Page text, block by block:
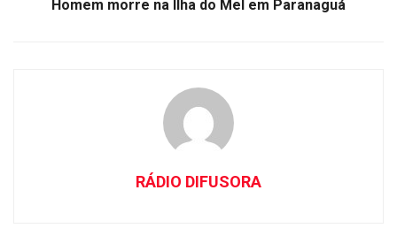
Homem morre na Ilha do Mel em Paranaguá
RÁDIO DIFUSORA